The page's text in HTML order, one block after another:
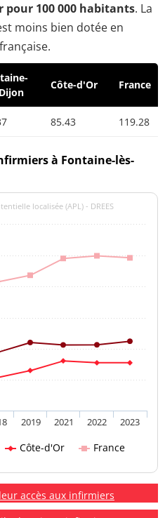
100 000 habitants. La
moins bien dotée en
Côte-d'Or France
85.43 119.28
à Fontaine-lès-
localisée (APL) - DREES
Côte-d'Or France
2019 2021 2022 2023
accès aux infirmiers